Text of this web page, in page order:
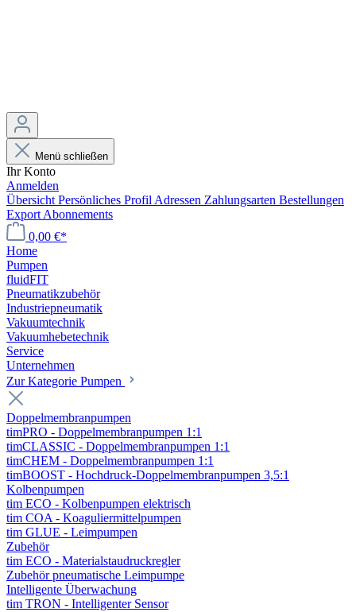
Menü schließen
Ihr Konto
Anmelden
Übersicht Persönliches Profil Adressen Zahlungsarten Bestellungen
Export Abonnements
0,00 €*
Home
Pumpen
fluidFIT
Pneumatikzubehör
Industriepneumatik
Vakuumtechnik
Vakuumhebetechnik
Service
Unternehmen
Zur Kategorie Pumpen
Doppelmembranpumpen
timPRO - Doppelmembranpumpen 1:1
timCLASSIC - Doppelmembranpumpen 1:1
timCHEM - Doppelmembranpumpen 1:1
timBOOST - Hochdruck-Doppelmembranpumpen 3,5:1
Kolbenpumpen
tim ECO - Kolbenpumpen elektrisch
tim COA - Koaguliermittelpumpen
tim GLUE - Leimpumpen
Zubehör
tim ECO - Materialstaudruckregler
Zubehör pneumatische Leimpumpe
Intelligente Überwachung
tim TRON - Intelligenter Sensor